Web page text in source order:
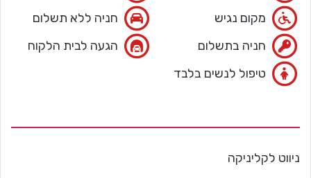
מקום נגיש
חניה ללא תשלום
חניה בתשלום
הגעה לבית הלקוח
טיפול לנשים בלבד
ניווט לקליניקה